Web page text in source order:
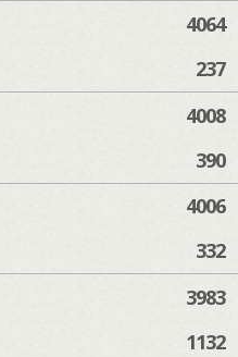
4064
237
4008
390
4006
332
3983
1132